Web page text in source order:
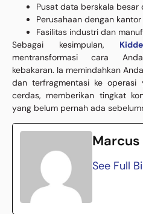
Pusat data berskala besar
Perusahaan dengan
Fasilitas industri dan
Sebagai kesimpulan,
mentransformasi cara
kebakaran. Ia memindahkan
dan terfragmentasi ke
cerdas, memberikan tingkat
yang belum pernah ada
Marcus
See Full